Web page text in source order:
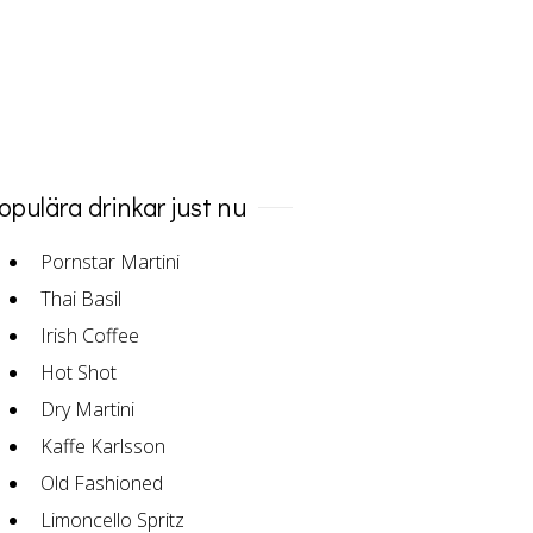
drinkar just nu
Pornstar Martini
Thai Basil
Irish Coffee
Hot Shot
Dry Martini
Kaffe Karlsson
Old Fashioned
Limoncello Spritz